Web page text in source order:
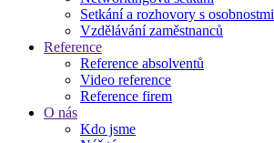
Setkání a rozhovory s osobnostmi
Vzdělávání zaměstnanců
Reference
Reference absolventů
Video reference
Reference firem
O nás
Kdo jsme